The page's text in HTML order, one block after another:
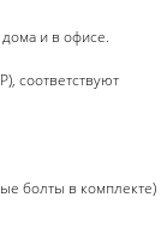
и в офисе.
соответствуют
болты в комплекте)